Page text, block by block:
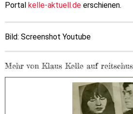
Portal kelle-aktuell.de erschienen.
Bild: Screenshot Youtube
Mehr von Klaus Kelle auf